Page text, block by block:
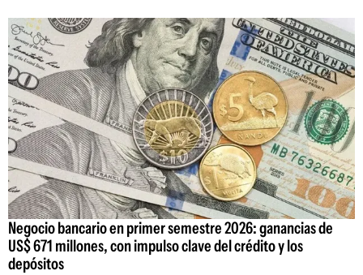
Negocio bancario en primer semestre 2026: ganancias de
US$ 671 millones, con impulso clave del crédito y los
depósitos